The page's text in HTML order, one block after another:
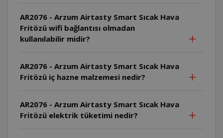
AR2076 - Arzum Airtasty Smart Sıcak Hava
Fritözü wifi bağlantısı olmadan
kullanılabilir midir?
AR2076 - Arzum Airtasty Smart Sıcak Hava
Fritözü iç hazne malzemesi nedir?
AR2076 - Arzum Airtasty Smart Sıcak Hava
Fritözü elektrik tüketimi nedir?